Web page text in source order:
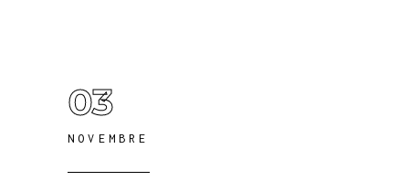
03
NOVEMBRE